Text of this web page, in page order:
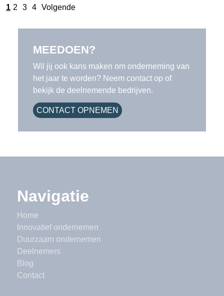
1 2 3 4 Volgende
MEEDOEN?
Wil jij ook kans maken om onderneming van
het jaar te worden? Neem contact op of
bekijk de deelnemende bedrijven.
CONTACT OPNEMEN
Navigatie
Home
Innovatief ondernemen
Duurzaam ondernemen
Deelnemers
Blog
Contact